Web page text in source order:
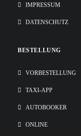
IMPRESSUM
DATENSCHUTZ
BESTELLUNG
VORBESTELLUNG
TAXI-APP
AUTOBOOKER
ONLINE